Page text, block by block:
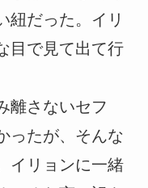
紐だった。イリ
目で見て出て行
離さないセフ
ったが、そんな
イリョンに一緒